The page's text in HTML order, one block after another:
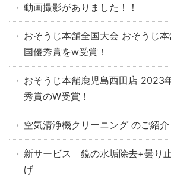
動画撮影がありました！！
おそうじ本舗全国大会 おそうじ
国優秀賞をw受賞！
おそうじ本舗鹿児島西田店
秀賞のW受賞！
空気清浄機クリーニング のご紹介
新サービス 鏡の水垢除去+曇り
げ